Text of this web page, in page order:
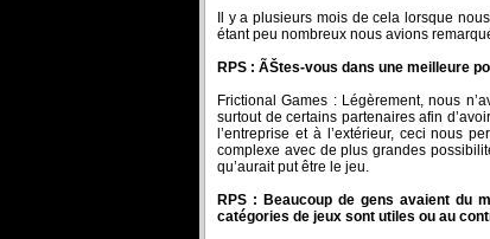
Il y a plusieurs mois de cela lorsque
étant peu nombreux nous avions
RPS : ÃŠtes-vous dans une meilleure
Frictional Games : Légèrement, nous
surtout de certains partenaires afin
l’entreprise et à l’extérieur, ceci nous
complexe avec de plus grandes
qu’aurait put être le jeu.
RPS : Beaucoup de gens avaient du
catégories de jeux sont utiles ou au